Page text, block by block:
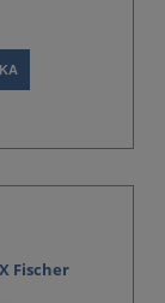
Fischer